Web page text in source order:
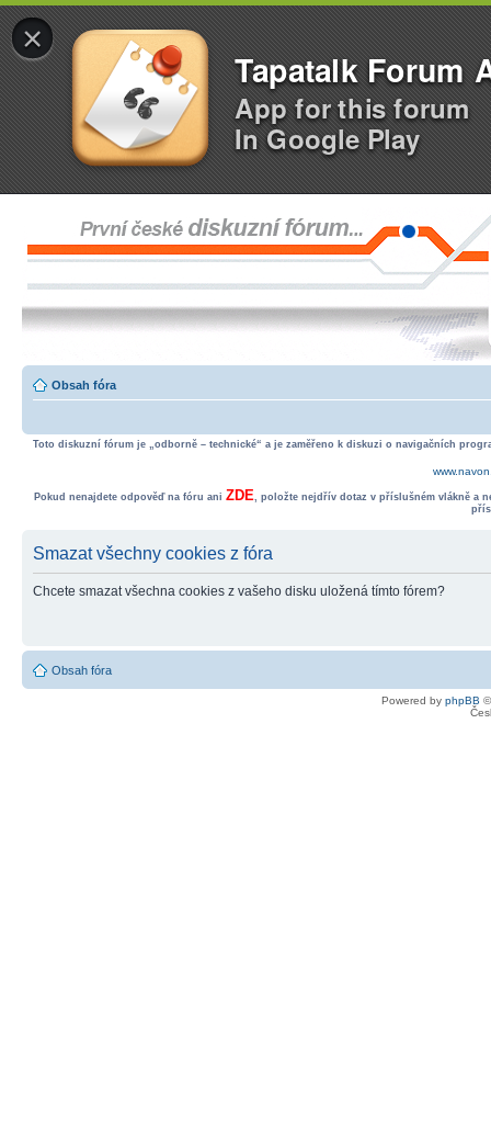
×
Tapatalk Forum
App for this forum
In Google Play
Obsah fóra
Toto diskuzní fórum je „odborně – technické“ a je zaměřeno k diskuzi o navigačních
Pokud nenajdete odpověď na fóru ani ZDE, položte nejdřív dotaz v příslušném vlákně a
Smazat všechny cookies z fóra
Chcete smazat všechna cookies z vašeho disku uložená tímto fórem?
Obsah fóra
Powered by phpBB